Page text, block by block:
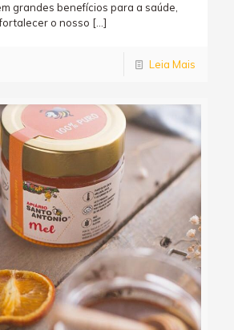
grandes benefícios para a saúde,
o nosso […]
Leia Mais